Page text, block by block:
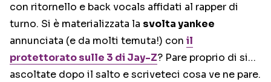
con ritornello e back vocals affidati al rapper di
turno. Si è materializzata la svolta yankee
annunciata (e da molti temuta!) con il
protettorato sulle 3 di Jay-Z? Pare proprio di si…
ascoltate dopo il salto e scriveteci cosa ve ne pare.